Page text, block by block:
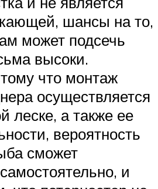
шансы на то,
может подсечь
высоки.
что монтаж
осуществляется
леске, а также ее
вероятность
сможет
и